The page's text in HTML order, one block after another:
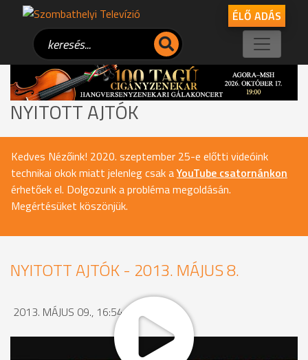
ÉLŐ ADÁS
NYITOTT AJTÓK
Kedves Nézőink! 2020. szeptember 25-e előtti videóink
technikai okok miatt jelenleg csak aYouTube csatornánkon
érhetőek el. Dolgozunk a probléma megoldásán.
Megértésüket köszönjük.
NYITOTT AJTÓK - 2013. MÁJUS 8.
2013. MÁJUS 09., 16:54